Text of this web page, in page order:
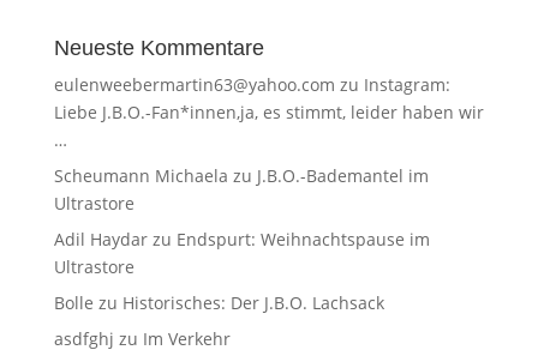
Neueste Kommentare
eulenweebermartin63@yahoo.com zu Instagram:
Liebe J.B.O.-Fan*innen,ja, es stimmt, leider haben wir
…
Scheumann Michaela zu J.B.O.-Bademantel im
Ultrastore
Adil Haydarzu Endspurt: Weihnachtspause im
Ultrastore
Bolle zu Historisches: Der J.B.O. Lachsack
asdfghj zu Im Verkehr